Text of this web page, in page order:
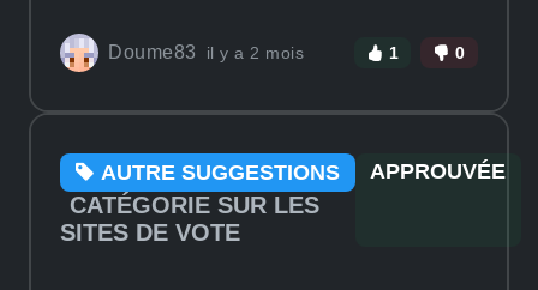
Doume83 il y a 2 mois 1 0
AUTRE SUGGESTIONS
CATÉGORIE SUR LES
SITES DE VOTE
APPROUVÉE